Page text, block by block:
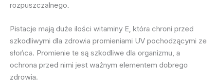
rozpuszczalnego.
Pistacje mają duże ilości witaminy E, która chroni przed
szkodliwymi dla zdrowia promieniami UV pochodzącymi ze
słońca. Promienie te są szkodliwe dla organizmu, a
ochrona przed nimi jest ważnym elementem dobrego
zdrowia.